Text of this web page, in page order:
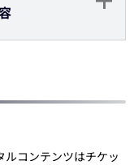
コンテンツはチケッ